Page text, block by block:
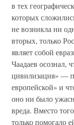
в тех
которых
не возникла ни
вторых, только
являет собой
Чаадаев осознал,
цивилизация» —
европейской» и
оно ни было
вреда. Вместо
только помогало